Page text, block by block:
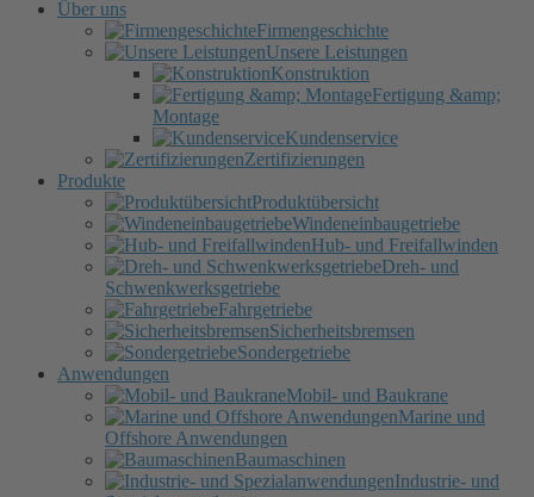
Über uns
Firmengeschichte
Unsere Leistungen
Konstruktion
Fertigung &amp;
Montage
Kundenservice
Zertifizierungen
Produkte
Produktübersicht
Windeneinbaugetriebe
Hub- und Freifallwinden
Dreh- und
Schwenkwerksgetriebe
Fahrgetriebe
Sicherheitsbremsen
Sondergetriebe
Anwendungen
Mobil- und Baukrane
Marine und
Offshore Anwendungen
Baumaschinen
Industrie- und